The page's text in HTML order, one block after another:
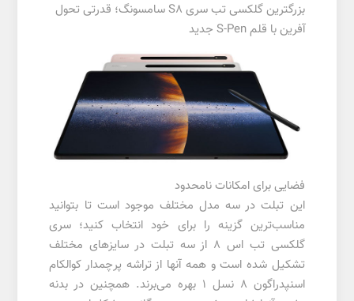
بزرگترین گلکسی تب سری S8 سامسونگ؛ قدرتی تحول
آفرین با قلم S-Pen جدید
فضایی برای امکانات نامحدود
این تبلت در سه مدل مختلف موجود است تا بتوانید
مناسب‌ترین گزینه را برای خود انتخاب کنید؛ سری
گلکسی تب اس ۸ از سه تبلت در سایزهای مختلف
تشکیل شده است و همه آنها از تراشه پرچمدار کوالکام
اسنپدراگون ۸ نسل ۱ بهره می‌برند. همچنین در بدنه